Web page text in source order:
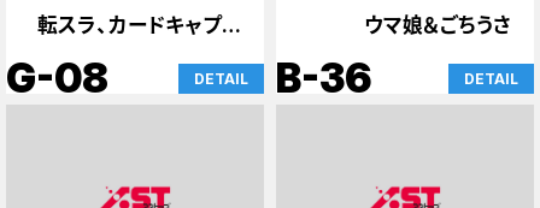
転スラ、カードキャプタ
ーさくら
G-08 DETAIL
ウマ娘＆ごちうさ
B-36 DETAIL